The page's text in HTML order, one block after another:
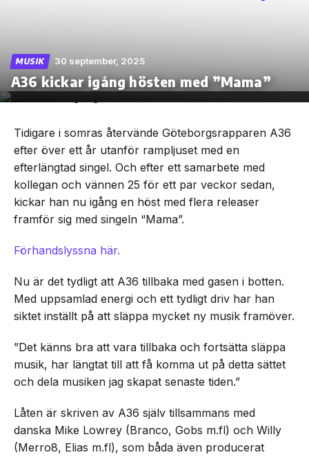
Skip
the
MUSIK 30 september, 2025
A36 kickar igång hösten med ”Mama”
Tidigare i somras återvände Göteborgsrapparen A36
efter över ett år utanför rampljuset med en
efterlängtad singel. Och efter ett samarbete med
kollegan och vännen 25 för ett par veckor sedan,
kickar han nu igång en höst med flera releaser
framför sig med singeln “Mama”.
Förhandslyssna här.
Nu är det tydligt att A36 tillbaka med gasen i botten.
Med uppsamlad energi och ett tydligt driv har han
siktet inställt på att släppa mycket ny musik framöver.
”Det känns bra att vara tillbaka och fortsätta släppa
musik, har längtat till att få komma ut på detta sättet
och dela musiken jag skapat senaste tiden.”
Låten är skriven av A36 själv tillsammans med
danska Mike Lowrey (Branco, Gobs m.fl) och Willy
(Merro8, Elias m.fl), som båda även producerat